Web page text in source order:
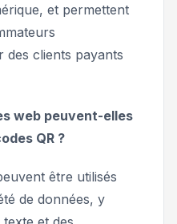
et permettent
des clients payants
web peuvent-elles
QR ?
être utilisés
de données, y